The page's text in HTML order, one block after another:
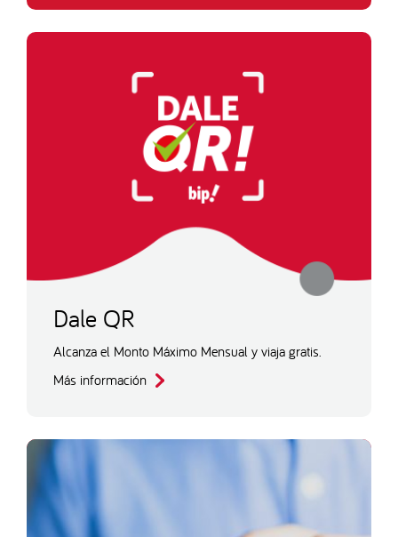
Dale QR
Alcanza el Monto Máximo Mensual y viaja gratis.
Más información